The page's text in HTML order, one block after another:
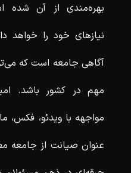
بهره‌مندی از آن شده
نیازهای خود را خواهد
آگاهی جامعه است که
مهم در کشور باشد.
مواجهه با ویدئو، فکس،
عنوان صیانت از جامعه